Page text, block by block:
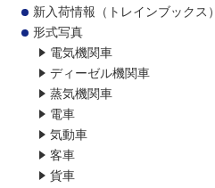
新入荷情報（トレインブックス）
形式写真
電気機関車
ディーゼル機関車
蒸気機関車
電車
気動車
客車
貨車